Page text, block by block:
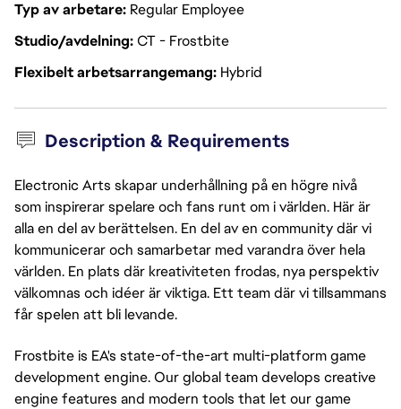
Typ av arbetare Regular Employee
Studio/avdelningCT - Frostbite
Flexibelt arbetsarrangemang Hybrid
Description & Requirements
Electronic Arts skapar underhållning på en högre nivå
som inspirerar spelare och fans runt om i världen. Här är
alla en del av berättelsen. En del av en community där vi
kommunicerar och samarbetar med varandra över hela
världen. En plats där kreativiteten frodas, nya perspektiv
välkomnas och idéer är viktiga. Ett team där vi tillsammans
får spelen att bli levande.
Frostbite is EA's state-of-the-art multi-platform game
development engine. Our global team develops creative
engine features and modern tools that let our game